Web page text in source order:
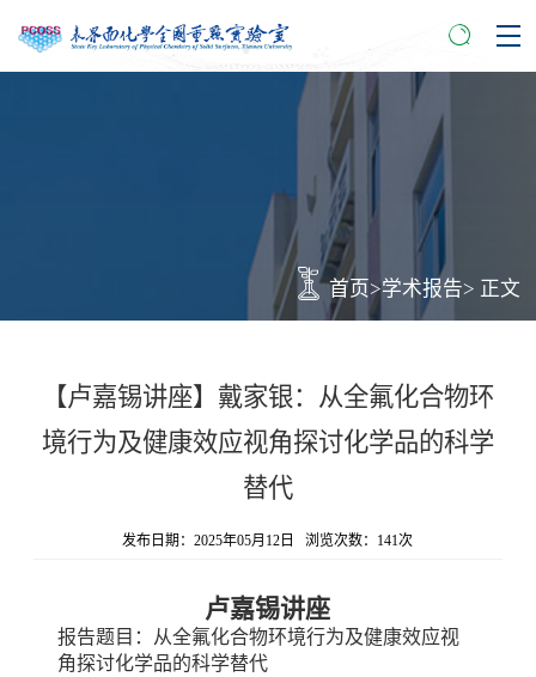
首页>学术报告> 正文
【卢嘉锡讲座】戴家银：从全氟化合物环
境行为及健康效应视角探讨化学品的科学
替代
发布日期：2025年05月12日 浏览次数： 141次
卢嘉锡讲座
报告题目：从全氟化合物环境行为及健康效应视
角探讨化学品的科学替代